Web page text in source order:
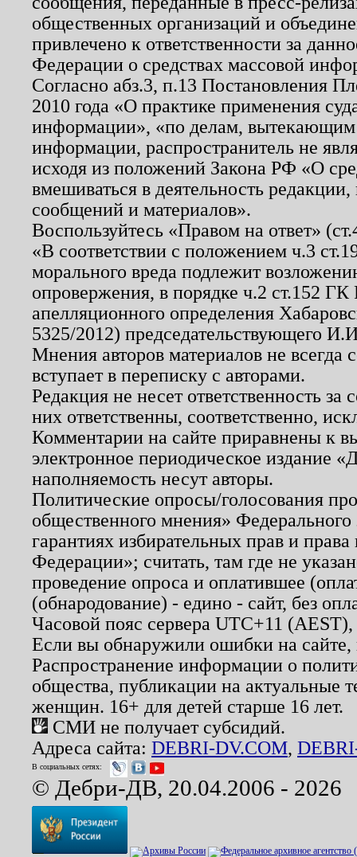
общественных организаций и
привлечено к ответственности за
Федерации о средствах массовой
Согласно абз.3, п.13 Постановления
2010 года «О практике применения
информации», «по делам, вытекающим
информации, распространитель не
исходя из положений Закона РФ «О
вмешиваться в деятельность
сообщений и материалов».
Воспользуйтесь «Правом на ответ»
«В соответствии с положением ч.3
морального вреда подлежит
опровержения, в порядке ч.2 ст.152
апелляционного определения
5325/2012) председательствующего
Мнения авторов материалов не
вступает в переписку с авторами.
Редакция не несет ответственность
них ответственны, соответственно,
Комментарии на сайте приравнены к
электронное периодическое издание
наполняемость несут авторы.
Политические опросы/голосования
общественного мнения»
гарантиях избирательных прав и
Федерации»; считать, там где не
проведение опроса и оплатившее
(обнародование) - едино - сайт, без
Часовой пояс сервера UTC+11
Если вы обнаружили ошибки на
Распространение информации о
общества, публикации на актуальные
женщин. 16+ для детей старше 16 лет.
СМИ не получает субсидий.
Адреса сайта: DEBRI-DV.COM,
В социальных сетях:
© Дебри-ДВ, 20.04.2006 - 2026